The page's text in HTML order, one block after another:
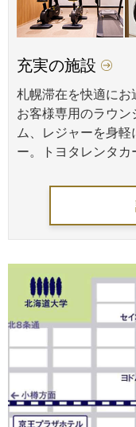
充実の施設
札幌滞在を快適にお
お客様専用のラウ
ム、レジャーを身
ー。トヨタレンタカ